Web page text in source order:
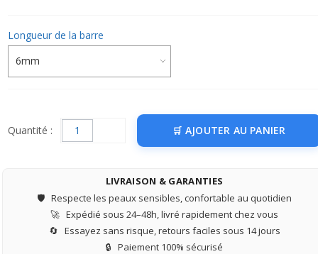
Longueur de la barre
Quantité : AJOUTER AU PANIER
LIVRAISON & GARANTIES
🛡️ Respecte les peaux sensibles, confortable au quotidien
🚀 Expédié sous 24–48h, livré rapidement chez vous
🔄 Essayez sans risque, retours faciles sous 14 jours
🔒 Paiement 100% sécurisé